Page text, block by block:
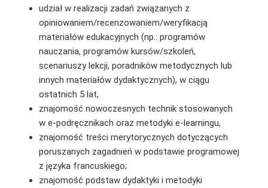
udział w realizacji zadań związanych z
opiniowaniem/recenzowaniem/weryfikacją
materiałów edukacyjnych (np.: programów
nauczania, programów kursów/szkoleń,
scenariuszy lekcji, poradników metodycznych lub
innych materiałów dydaktycznych), w ciągu
ostatnich 5 lat,
znajomość nowoczesnych technik stosowanych
w e-podręcznikach oraz metodyki e-learningu,
znajomość treści merytorycznych dotyczących
poruszanych zagadnień w podstawie programowej
z języka francuskiego;
znajomość podstaw dydaktyki i metodyki